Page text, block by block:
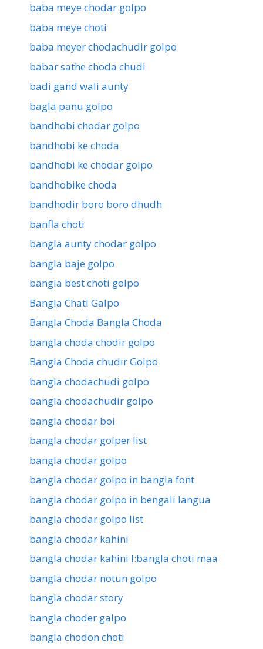
baba meye chodar golpo
baba meye choti
baba meyer chodachudir golpo
babar sathe choda chudi
badi gand wali aunty
bagla panu golpo
bandhobi chodar golpo
bandhobi ke choda
bandhobi ke chodar golpo
bandhobike choda
bandhodir boro boro dhudh
banfla choti
bangla aunty chodar golpo
bangla baje golpo
bangla best choti golpo
Bangla Chati Galpo
Bangla Choda Bangla Choda
bangla choda chodir golpo
Bangla Choda chudir Golpo
bangla chodachudi golpo
bangla chodachudir golpo
bangla chodar boi
bangla chodar golper list
bangla chodar golpo
bangla chodar golpo in bangla font
bangla chodar golpo in bengali langua
bangla chodar golpo list
bangla chodar kahini
bangla chodar kahini l:bangla choti maa
bangla chodar notun golpo
bangla chodar story
bangla choder galpo
bangla chodon choti